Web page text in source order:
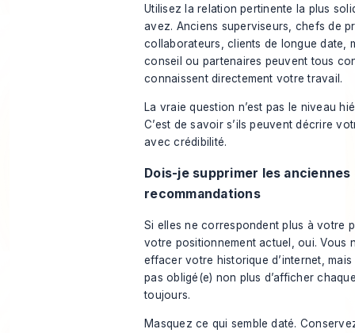
Utilisez la relation pertinente la plus
avez. Anciens superviseurs, chefs de
collaborateurs, clients de longue date,
conseil ou partenaires peuvent tous
connaissent directement votre travail.
La vraie question n’est pas le niveau
C’est de savoir s’ils peuvent décrire
avec crédibilité.
Dois-je supprimer les anciennes
recommandations
Si elles ne correspondent plus à votre
votre positionnement actuel, oui. Vous
effacer votre historique d’internet, mais
pas obligé(e) non plus d’afficher
toujours.
Masquez ce qui semble daté.